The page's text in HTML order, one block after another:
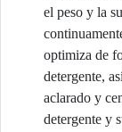
el peso y la
optimiza de
detergente,
aclarado y
detergente y